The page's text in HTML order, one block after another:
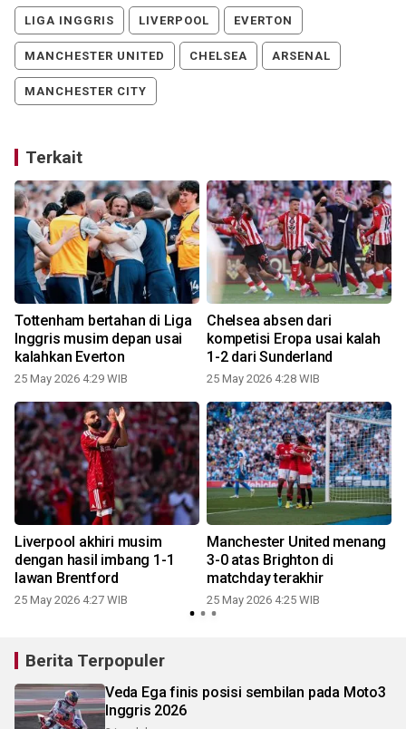
LIGA INGGRIS LIVERPOOL EVERTON
MANCHESTER UNITED CHELSEA ARSENAL
MANCHESTER CITY
Terkait
Tottenham bertahan di Liga
Inggris musim depan usai
kalahkan Everton
25 May 2026 4:29 WIB
Chelsea absen dari
kompetisi Eropa usai kalah
1-2 dari Sunderland
25 May 2026 4:28 WIB
Liverpool akhiri musim
dengan hasil imbang 1-1
lawan Brentford
25 May 2026 4:27 WIB
Manchester United menang
3-0 atas Brighton di
matchday terakhir
25 May 2026 4:25 WIB
Berita Terpopuler
Veda Ega finis posisi sembilan pada Moto3
Inggris 2026